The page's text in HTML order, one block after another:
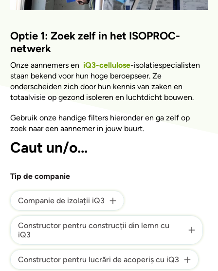
Optie 1: Zoek zelf in het ISOPROC-
netwerk
Onze aannemers en iQ3-cellulose-isolatiespecialisten
staan bekend voor hun hoge beroepseer. Ze
onderscheiden zich door hun kennis van zaken en
totaalvisie op gezond isoleren en luchtdicht bouwen.
Gebruik onze handige filters hieronder en ga zelf op
zoek naar een aannemer in jouw buurt.
Caut un/o...
Tip de companie
Companie de izolații iQ3
Constructor pentru construcții din lemn cu
iQ3
Constructor pentru lucrări de acoperiș cu iQ3